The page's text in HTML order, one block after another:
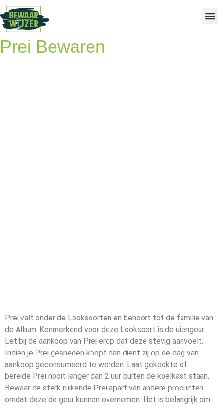
Prei Bewaren
Prei valt onder de Looksoorten en behoort tot de familie van
de Allium. Kenmerkend voor deze Looksoort is de uiengeur.
Let bij de aankoop van Prei erop dat deze stevig aanvoelt.
Indien je Prei gesneden koopt dan dient zij op de dag van
aankoop geconsumeerd te worden. Laat gekookte of
bereide Prei nooit langer dan 2 uur buiten de koelkast staan.
Bewaar de sterk ruikende Prei apart van andere procucten
omdat deze de geur kunnen overnemen. Het is belangrijk om